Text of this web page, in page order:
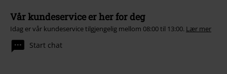
Vår kundeservice er her for deg
Idag er vår kundeservice tilgjengelig mellom 08:00 til 13:00. Lær mer
Start chat